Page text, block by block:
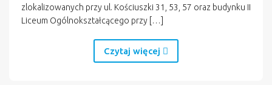
zlokalizowanych przy ul. Kościuszki 31, 53, 57 oraz budynku II
Liceum Ogólnokształcącego przy […]
Czytaj więcej